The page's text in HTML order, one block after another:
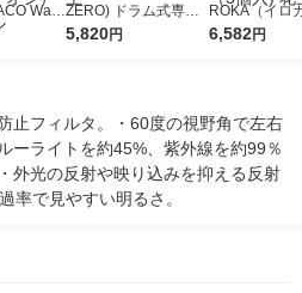
Wate
ータ
ZERO) ドラム式専用
詰め替え メガジャン
5,820円
ROKA（イロ
イキッドリリ
6,582円
止フィルタ。・60度の視野角で左右
ーライトを約45%、紫外線を約99％
外光の反射や映り込みを抑える反射
率で見やすい明るさ。